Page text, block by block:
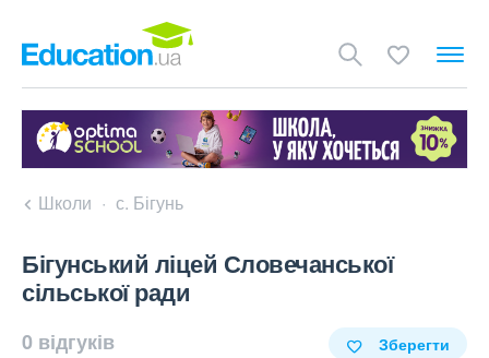
Школи с. Бігунь
Бігунський ліцей Словечанської
сільської ради
0 відгуків Зберегти